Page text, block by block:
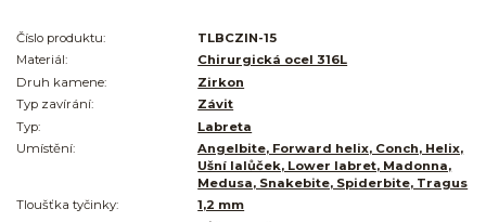
Číslo produktu:
TLBCZIN-15
Materiál:
Chirurgická ocel 316L
Druh kamene:
Zirkon
Typ zavírání:
Závit
Typ:
Labreta
Umístění:
Angelbite, Forward helix, Conch, Helix,
Ušní lalůček, Lower labret, Madonna,
Medusa, Snakebite, Spiderbite, Tragus
Tloušťka tyčinky:
1,2 mm